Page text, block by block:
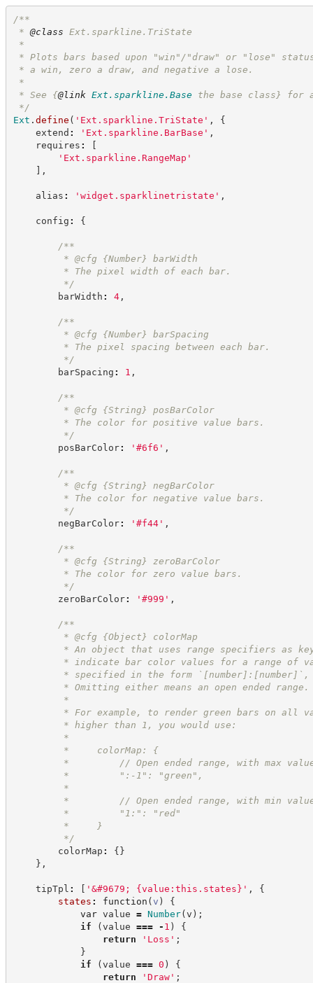
/**
* @class Ext.sparkline.TriState
*
* Plots bars based upon "win"/"draw" or "lose"
* a win, zero a draw, and negative a lose.
*
* See {@link Ext.sparkline.Base the base class} for
*/
Ext . define ( ' Ext.sparkline.TriState ' ,
{
extend : ' Ext.sparkline.BarBase ' ,
requires :
[
' Ext.sparkline.RangeMap '
] ,
alias : ' widget.sparklinetristate ' ,
config : {
/**
* @cfg {Number}
barWidth
* The pixel width of each bar.
*/
barWidth : 4,
/**
* @cfg {Number}
barSpacing
* The pixel spacing between each bar.
*/
barSpacing : 1 ,
/**
* @cfg {String}
posBarColor
* The color for positive value bars.
*/
posBarColor: ' #6f6 ' ,
/**
* @cfg {String}
negBarColor
* The color for negative value bars.
*/
negBarColor: ' #f44' ,
/**
* @cfg {String}
zeroBarColor
* The color for zero value bars.
*/
zeroBarColor: ' #999 ' ,
/**
* @cfg {Object}
colorMap
* An object that uses range specifiers as
* indicate bar color values for a range of
* specified in the form `[number]:[number]`,
* Omitting either means an open ended range.
*
* For example, to render green bars on all
* higher than 1, you would use:
*
*     colorMap: {
*         // Open ended range, with max
*         ":-1": "green",
*
*         // Open ended range, with min
*         "1:": "red"
*     }
*/
colorMap : {}
} ,
tipTpl : [ ' &#9679; {value:this.states} ' ,
{
states : function (v )
{
var value = Number(v ) ;
if
(value === - 1 )
{
return
' Loss ' ;
}
if
(value === 0 )
{
return
' Draw' ;